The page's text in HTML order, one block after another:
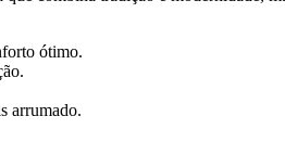
ótimo.
arrumado.